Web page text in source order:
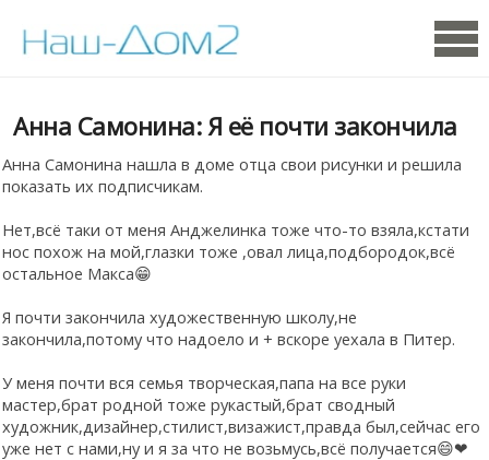
Анна Самонина: Я её почти закончила
Анна Самонина нашла в доме отца свои рисунки и решила
показать их подписчикам.
Нет,всё таки от меня Анджелинка тоже что-то взяла,кстати
нос похож на мой,глазки тоже ,овал лица,подбородок,всё
остальное Макса😁
Я почти закончила художественную школу,не
закончила,потому что надоело и + вскоре уехала в Питер.
У меня почти вся семья творческая,папа на все руки
мастер,брат родной тоже рукастый,брат сводный
художник,дизайнер,стилист,визажист,правда был,сейчас его
уже нет с нами,ну и я за что не возьмусь,всё получается😄❤